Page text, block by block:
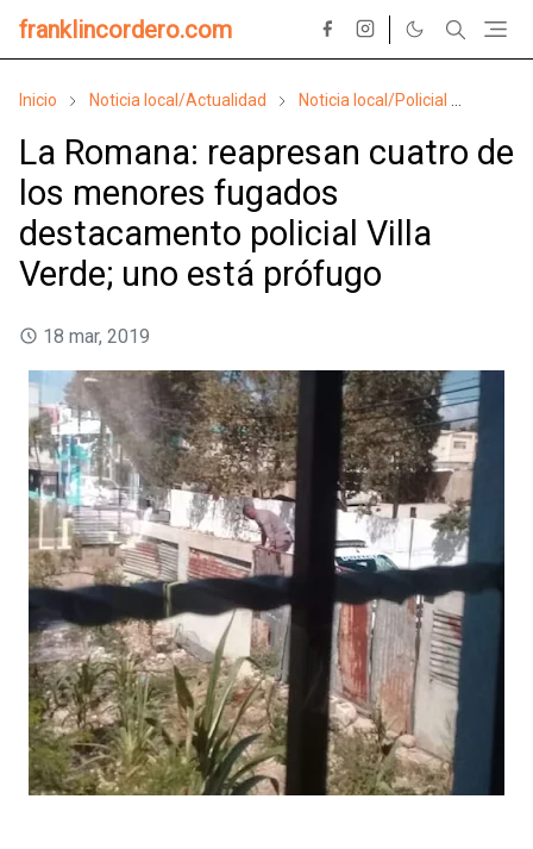
franklincordero.com
Inicio Noticia local/Actualidad Noticia local/Policial
La Romana: reapresan cuatro de
los menores fugados
destacamento policial Villa
Verde; uno está prófugo
18 mar, 2019